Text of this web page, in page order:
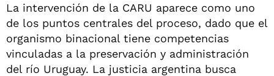
La intervención de la CARU aparece como uno
de los puntos centrales del proceso, dado que el
organismo binacional tiene competencias
vinculadas a la preservación y administración
del río Uruguay. La justicia argentina busca